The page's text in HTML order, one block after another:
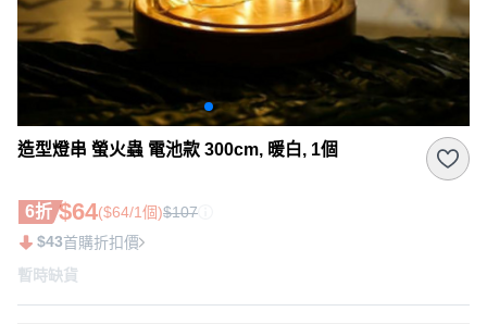
造型燈串 螢火蟲 電池款 300cm, 暖白, 1個
6折 $64($64/1個)$107
$43首購折扣價
暫時缺貨